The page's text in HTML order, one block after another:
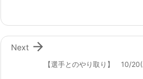
【選手とのやり取り】 10/

Next